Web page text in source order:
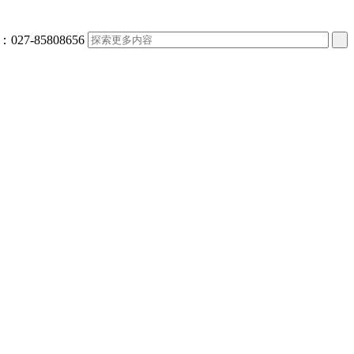
027-85808656